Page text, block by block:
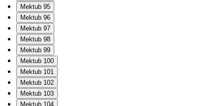
Mektub 95
Mektub 96
Mektub 97
Mektub 98
Mektub 99
Mektub 100
Mektub 101
Mektub 102
Mektub 103
Mektub 104